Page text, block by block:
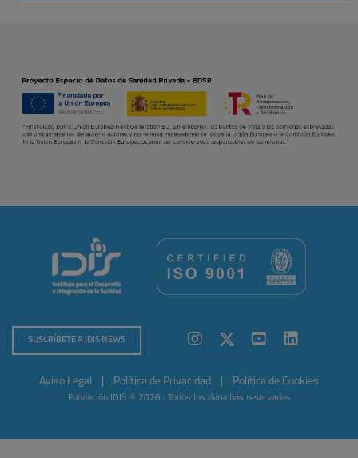
SUSCRÍBETE A IDIS NEWS
Aviso Legal Política de Privacidad Política de Cookies
Fundación IDIS © 2026 · Todos los derechos reservados